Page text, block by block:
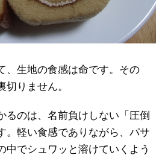
、生地の食感は命です。その
切りません。
るのは、名前負けしない「圧倒
。軽い食感でありながら、パサ
中でシュワッと溶けていくよう